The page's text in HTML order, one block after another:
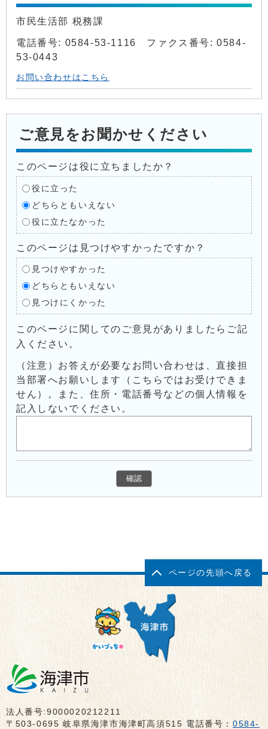
市民生活部 税務課
電話番号: 0584-53-1116 ファクス番号: 0584-
53-0443
お問い合わせはこちら
ご意見をお聞かせください
このページは役に立ちましたか？
役に立った
どちらともいえない
役に立たなかった
このページは見つけやすかったですか？
見つけやすかった
どちらともいえない
見つけにくかった
このページに関してのご意見がありましたらご記
入ください。
（注意）お答えが必要なお問い合わせは、直接担
当部署へお願いします（こちらではお受けできま
せん）。また、住所・電話番号などの個人情報を
記入しないでください。
ページの先頭へ戻る
法人番号:9000020212211
〒503-0695 岐阜県海津市海津町高須515 電話番号：0584-